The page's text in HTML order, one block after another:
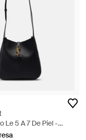
Le 5 A 7 De Piel -